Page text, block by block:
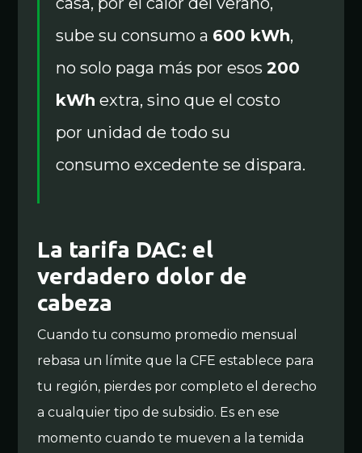
sube su consumo a 600 kWh,
no solo paga más por esos200
kWh extra, sino que el costo
por unidad de todo su
consumo excedente se dispara.
La tarifa DAC: el
verdadero dolor de
cabeza
Cuando tu consumo promedio mensual
rebasa un límite que la CFE establece para
tu región, pierdes por completo el derecho
a cualquier tipo de subsidio. Es en ese
momento cuando te mueven a la temida